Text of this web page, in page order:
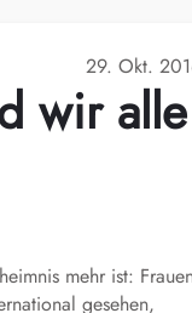
29. Okt.
wir alle
mehr ist:
gesehen,